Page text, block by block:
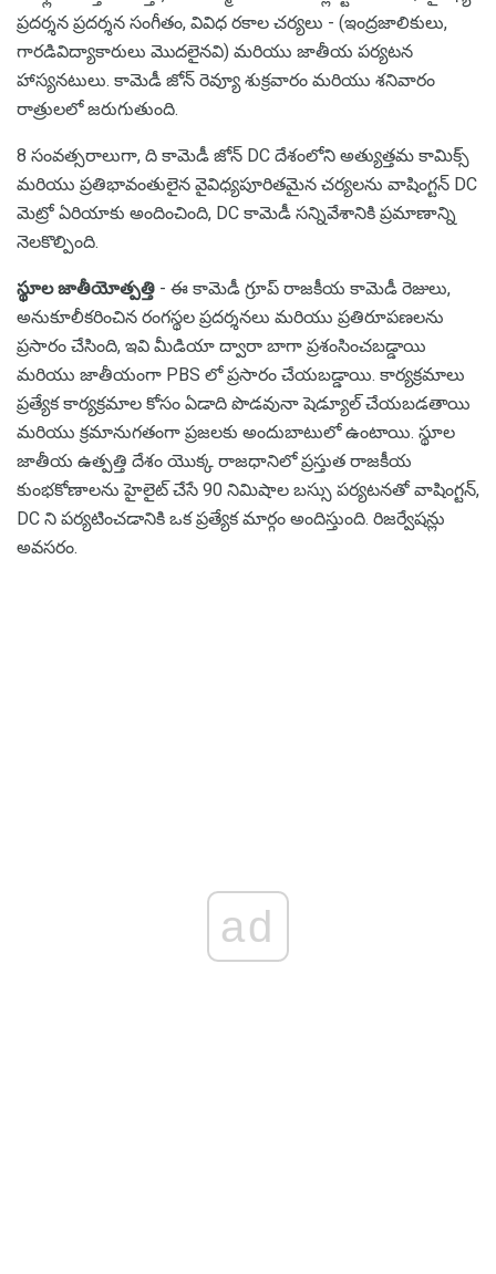
ప్రదర్శన ప్రదర్శన సంగీతం, వివిధ రకాల చర్యలు - (ఇంద్రజాలికులు,
గారడివిద్యాకారులు మొదలైనవి) మరియు జాతీయ పర్యటన
హాస్యనటులు. కామెడీ జోన్ రెవ్యూ శుక్రవారం మరియు శనివారం
రాత్రులలో జరుగుతుంది.
8 సంవత్సరాలుగా, ది కామెడీ జోన్ DC దేశంలోని అత్యుత్తమ కామిక్స్
మరియు ప్రతిభావంతులైన వైవిధ్యపూరితమైన చర్యలను వాషింగ్టన్ DC
మెట్రో ఏరియాకు అందించింది, DC కామెడీ సన్నివేశానికి ప్రమాణాన్ని
నెలకొల్పింది.
స్థూల జాతీయోత్పత్తి - ఈ కామెడీ గ్రూప్ రాజకీయ కామెడీ రెజులు,
అనుకూలీకరించిన రంగస్థల ప్రదర్శనలు మరియు ప్రతిరూపణలను
ప్రసారం చేసింది, ఇవి మీడియా ద్వారా బాగా ప్రశంసించబడ్డాయి
మరియు జాతీయంగా PBS లో ప్రసారం చేయబడ్డాయి. కార్యక్రమాలు
ప్రత్యేక కార్యక్రమాల కోసం ఏడాది పొడవునా షెడ్యూల్ చేయబడతాయి
మరియు క్రమానుగతంగా ప్రజలకు అందుబాటులో ఉంటాయి. స్థూల
జాతీయ ఉత్పత్తి దేశం యొక్క రాజధానిలో ప్రస్తుత రాజకీయ
కుంభకోణాలను హైలైట్ చేసే 90 నిమిషాల బస్సు పర్యటనతో వాషింగ్టన్,
DC ని పర్యటించడానికి ఒక ప్రత్యేక మార్గం అందిస్తుంది. రిజర్వేషన్లు
అవసరం.
ad